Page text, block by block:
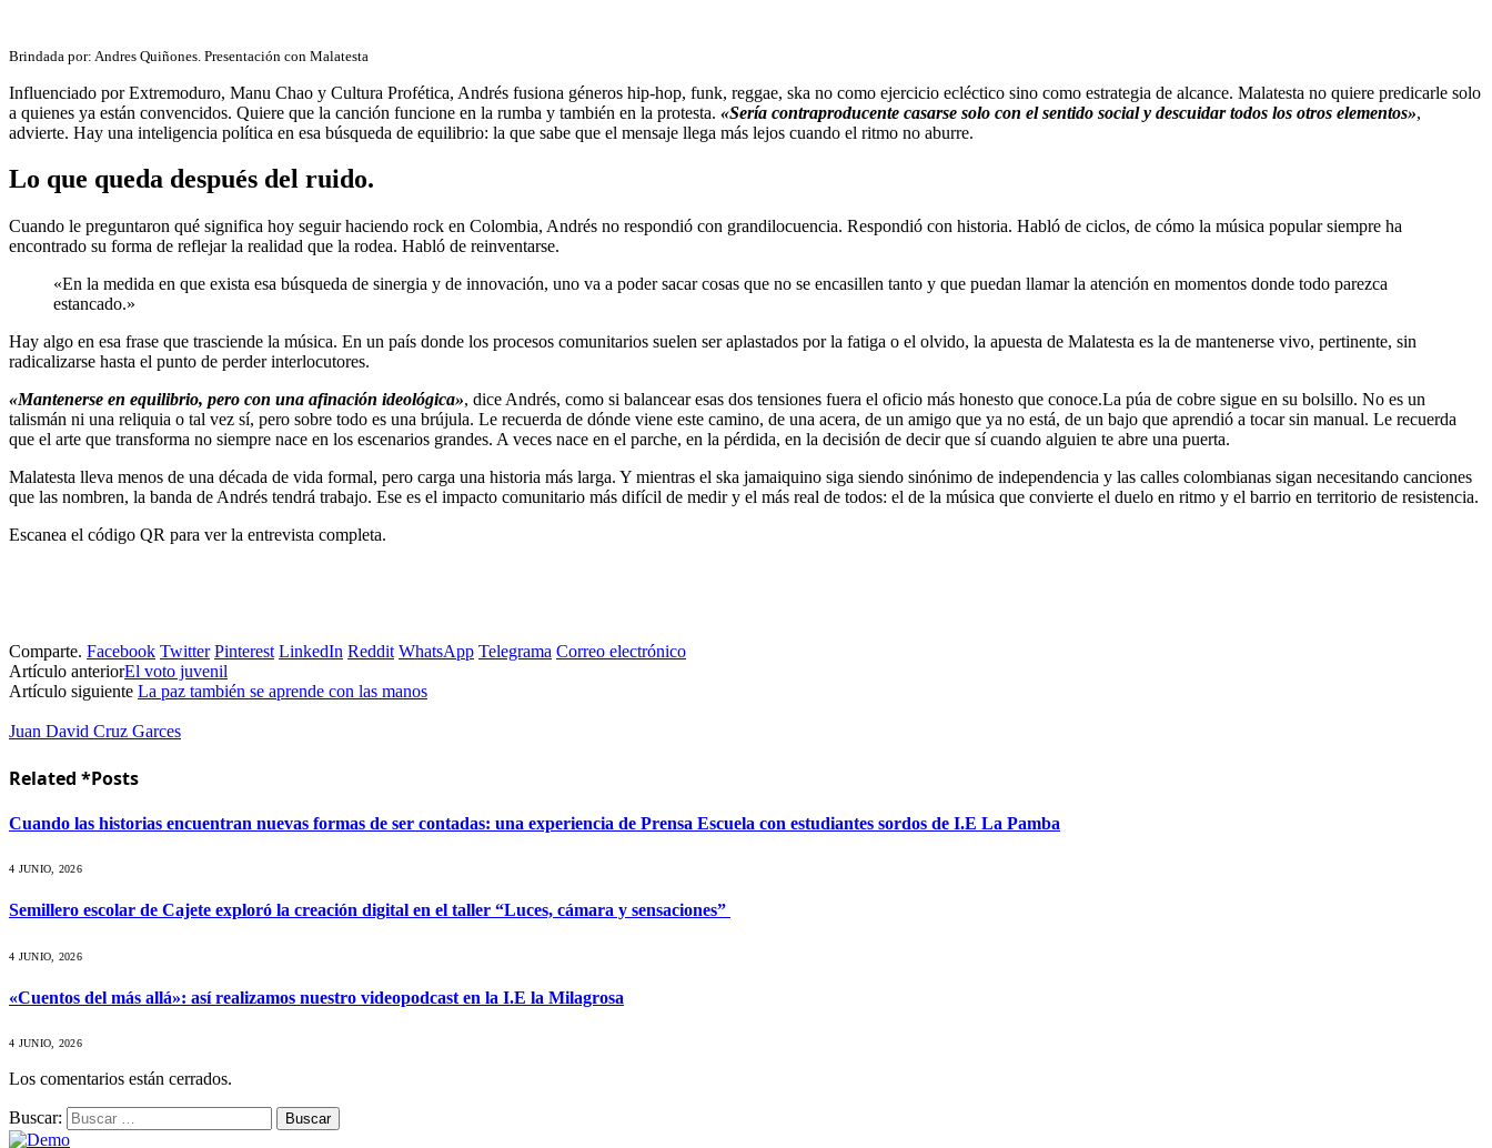
Brindada por: Andres Quiñones. Presentación con Malatesta
Influenciado por Extremoduro, Manu Chao y Cultura Profética, Andrés fusiona géneros hip-hop, funk, reggae, ska no como ejercicio ecléctico sino como estrategia de alcance. Malatesta no quiere predicarle solo
a quienes ya están convencidos. Quiere que la canción funcione en la rumba y también en la protesta. «Sería contraproducente casarse solo con el sentido social y descuidar todos los otros elementos»,
advierte. Hay una inteligencia política en esa búsqueda de equilibrio: la que sabe que el mensaje llega más lejos cuando el ritmo no aburre.
Lo que queda después del ruido.
Cuando le preguntaron qué significa hoy seguir haciendo rock en Colombia, Andrés no respondió con grandilocuencia. Respondió con historia. Habló de ciclos, de cómo la música popular siempre ha
encontrado su forma de reflejar la realidad que la rodea. Habló de reinventarse.
«En la medida en que exista esa búsqueda de sinergia y de innovación, uno va a poder sacar cosas que no se encasillen tanto y que puedan llamar la atención en momentos donde todo parezca
estancado.»
Hay algo en esa frase que trasciende la música. En un país donde los procesos comunitarios suelen ser aplastados por la fatiga o el olvido, la apuesta de Malatesta es la de mantenerse vivo, pertinente, sin
radicalizarse hasta el punto de perder interlocutores.
«Mantenerse en equilibrio, pero con una afinación ideológica», dice Andrés, como si balancear esas dos tensiones fuera el oficio más honesto que conoce.La púa de cobre sigue en su bolsillo. No es un
talismán ni una reliquia o tal vez sí, pero sobre todo es una brújula. Le recuerda de dónde viene este camino, de una acera, de un amigo que ya no está, de un bajo que aprendió a tocar sin manual. Le recuerda
que el arte que transforma no siempre nace en los escenarios grandes. A veces nace en el parche, en la pérdida, en la decisión de decir que sí cuando alguien te abre una puerta.
Malatesta lleva menos de una década de vida formal, pero carga una historia más larga. Y mientras el ska jamaiquino siga siendo sinónimo de independencia y las calles colombianas sigan necesitando canciones
que las nombren, la banda de Andrés tendrá trabajo. Ese es el impacto comunitario más difícil de medir y el más real de todos: el de la música que convierte el duelo en ritmo y el barrio en territorio de resistencia.
Escanea el código QR para ver la entrevista completa.
Comparte. Facebook Twitter Pinterest LinkedIn Reddit WhatsApp Telegrama Correo electrónico
Artículo anteriorEl voto juvenil
Artículo siguiente La paz también se aprende con las manos
Juan David Cruz Garces
Related *Posts
Cuando las historias encuentran nuevas formas de ser contadas: una experiencia de Prensa Escuela con estudiantes sordos de I.E La Pamba
4 JUNIO, 2026
Semillero escolar de Cajete exploró la creación digital en el taller “Luces, cámara y sensaciones”
4 JUNIO, 2026
«Cuentos del más allá»: así realizamos nuestro videopodcast en la I.E la Milagrosa
4 JUNIO, 2026
Los comentarios están cerrados.
Buscar: